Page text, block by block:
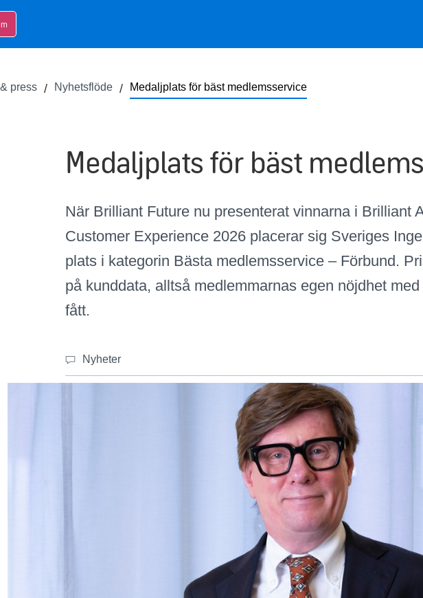
press Nyhetsflöde Medaljplats för bäst medlemsservice
Medaljplats för bäst
När Brilliant Future nu presenterat vinnarna i Brilliant
Customer Experience 2026 placerar sig Sveriges
plats i kategorin Bästa medlemsservice – Förbund.
på kunddata, alltså medlemmarnas egen nöjdhet
fått.
Nyheter